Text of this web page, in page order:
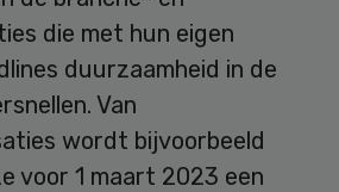
die met hun eigen
duurzaamheid in de
Van
wordt bijvoorbeeld
voor 1 maart 2023 een